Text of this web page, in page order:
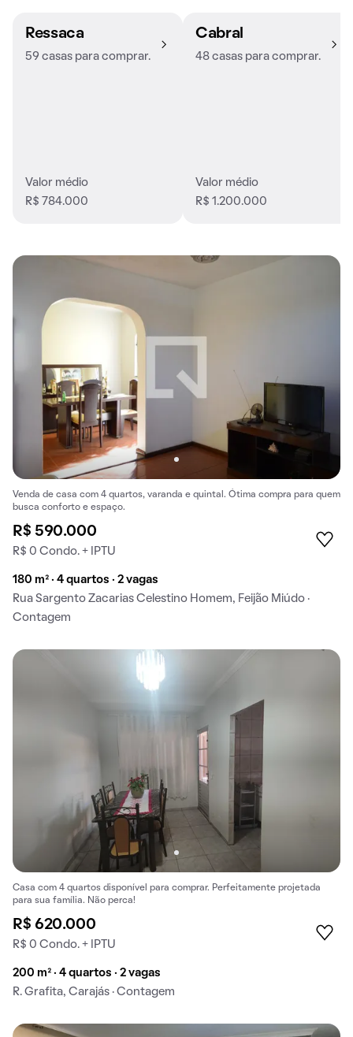
Ressaca
59 casas para comprar.
Valor médio
R$ 784.000
Cabral
48 casas para comprar.
Valor médio
R$ 1.200.000
Venda de casa com 4 quartos, varanda e quintal. Ótima compra para quem
busca conforto e espaço.
R$ 590.000
R$ 0 Condo. + IPTU
180 m² · 4 quartos · 2 vagas
Rua Sargento Zacarias Celestino Homem, Feijão Miúdo ·
Contagem
Casa com 4 quartos disponível para comprar. Perfeitamente projetada
para sua família. Não perca!
R$ 620.000
R$ 0 Condo. + IPTU
200 m² · 4 quartos · 2 vagas
R. Grafita, Carajás · Contagem